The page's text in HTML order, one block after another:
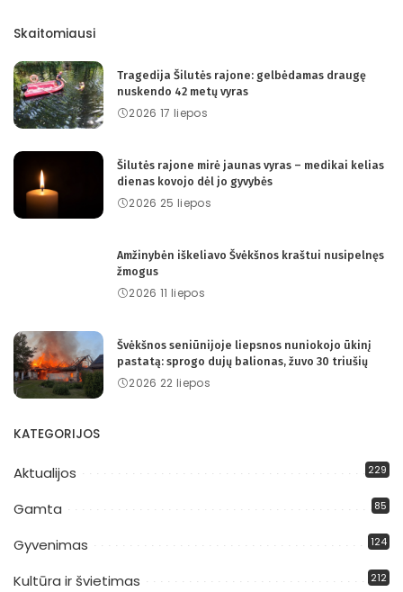
Skaitomiausi
Tragedija Šilutės rajone: gelbėdamas draugę
nuskendo 42 metų vyras
2026 17 liepos
Šilutės rajone mirė jaunas vyras – medikai kelias
dienas kovojo dėl jo gyvybės
2026 25 liepos
Amžinybėn iškeliavo Švėkšnos kraštui nusipelnęs
žmogus
2026 11 liepos
Švėkšnos seniūnijoje liepsnos nuniokojo ūkinį
pastatą: sprogo dujų balionas, žuvo 30 triušių
2026 22 liepos
KATEGORIJOS
Aktualijos 229
Gamta 85
Gyvenimas 124
Kultūra ir švietimas 212